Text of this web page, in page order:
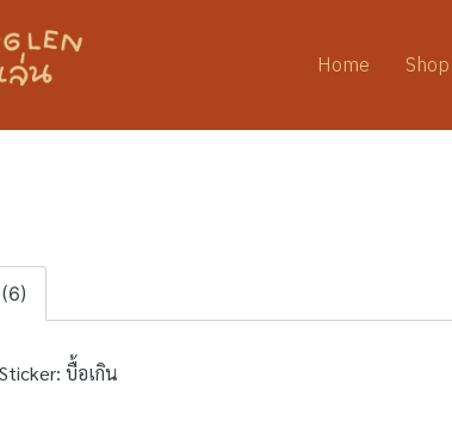
Home Shop
Sticker: บื้อเกิน